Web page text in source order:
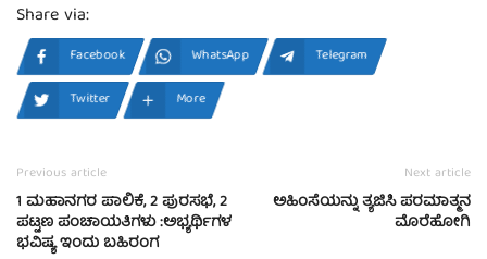
Share via:
Facebook WhatsApp
Telegram
Twitter
More
Previous article
1 ಮಹಾನಗರ ಪಾಲಿಕೆ, 2 ಪುರಸಭೆ, 2
ಪಟ್ಟಣ ಪಂಚಾಯತಿಗಳು :ಅಭ್ಯರ್ಥಿಗಳ
ಭವಿಷ್ಯ ಇಂದು ಬಹಿರಂಗ
Next article
ಅಹಿಂಸೆಯನ್ನು ತ್ಯಜಿಸಿ ಪರಮಾತ್ಮನ
ಮೊರೆಹೋಗಿ